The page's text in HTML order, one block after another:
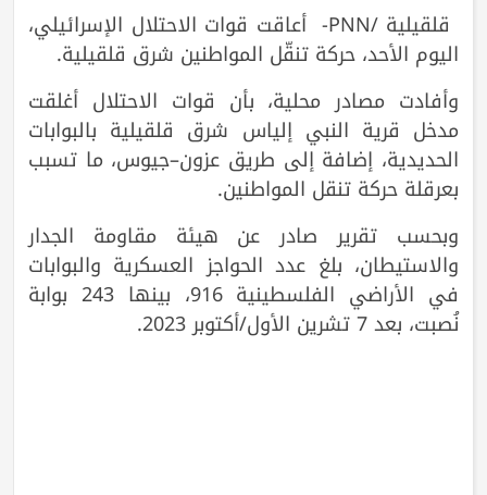
قلقيلية /PNN- أعاقت قوات الاحتلال الإسرائيلي،
اليوم الأحد، حركة تنقّل المواطنين شرق قلقيلية.
وأفادت مصادر محلية، بأن قوات الاحتلال أغلقت
مدخل قرية النبي إلياس شرق قلقيلية بالبوابات
الحديدية، إضافة إلى طريق عزون–جيوس، ما تسبب
بعرقلة حركة تنقل المواطنين.
وبحسب تقرير صادر عن هيئة مقاومة الجدار
والاستيطان، بلغ عدد الحواجز العسكرية والبوابات
في الأراضي الفلسطينية 916، بينها 243 بوابة
نُصبت، بعد 7 تشرين الأول/أكتوبر 2023.